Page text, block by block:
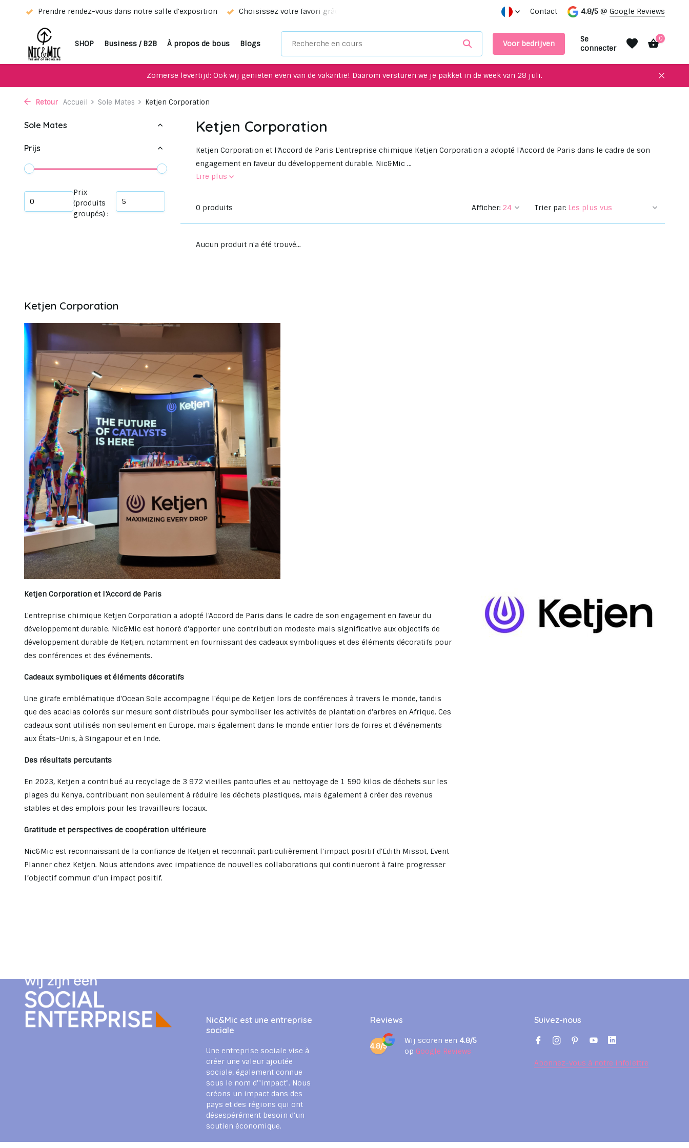
Prendre rendez-vous dans notre salle d'exposition Choisissez votre favori grâce à notre service de sélection! Des objets uniques à recycler pour votre intérieur !
Contact 4.8/5 @ Google Reviews
SHOP Business / B2B À propos de bous Blogs Voor bedrijven
Se
connecter
0
Zomerse levertijd: Ook wij genieten even van de vakantie! Daarom versturen we je pakket in de week van 28 juli.
Retour Accueil Sole Mates Ketjen Corporation
Sole Mates
Prijs
Prix
(produits
groupés) :
Ketjen Corporation
Ketjen Corporation et l’Accord de Paris L'entreprise chimique Ketjen Corporation a adopté l'Accord de Paris dans le cadre de son
engagement en faveur du développement durable. Nic&Mic ...
Lire plus
0 produits Afficher: Trier par:
Aucun produit n'a été trouvé...
Ketjen Corporation
Ketjen Corporation et l’Accord de Paris
L'entreprise chimique Ketjen Corporation a adopté l'Accord de Paris dans le cadre de son engagement en faveur du
développement durable. Nic&Mic est honoré d'apporter une contribution modeste mais significative aux objectifs de
développement durable de Ketjen, notamment en fournissant des cadeaux symboliques et des éléments décoratifs pour
des conférences et des événements.
Cadeaux symboliques et éléments décoratifs
Une girafe emblématique d'Ocean Sole accompagne l'équipe de Ketjen lors de conférences à travers le monde, tandis
que des acacias colorés sur mesure sont distribués pour symboliser les activités de plantation d'arbres en Afrique. Ces
cadeaux sont utilisés non seulement en Europe, mais également dans le monde entier lors de foires et d'événements
aux États-Unis, à Singapour et en Inde.
Des résultats percutants
En 2023, Ketjen a contribué au recyclage de 3 972 vieilles pantoufles et au nettoyage de 1 590 kilos de déchets sur les
plages du Kenya, contribuant non seulement à réduire les déchets plastiques, mais également à créer des revenus
stables et des emplois pour les travailleurs locaux.
Gratitude et perspectives de coopération ultérieure
Nic&Mic est reconnaissant de la confiance de Ketjen et reconnaît particulièrement l'impact positif d'Edith Missot, Event
Planner chez Ketjen. Nous attendons avec impatience de nouvelles collaborations qui continueront à faire progresser
l’objectif commun d’un impact positif.
Nic&Mic est une entreprise
sociale
Une entreprise sociale vise à
créer une valeur ajoutée
sociale, également connue
sous le nom d'"impact". Nous
créons un impact dans des
pays et des régions qui ont
désespérément besoin d'un
soutien économique.
Reviews
4.8/5
Wij scoren een 4.8/5
op Google Reviews
Suivez-nous
Abonnez-vous à notre infolettre